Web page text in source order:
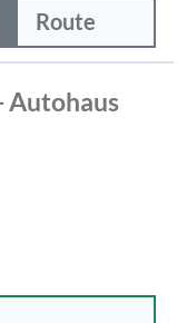
Route
Autohaus